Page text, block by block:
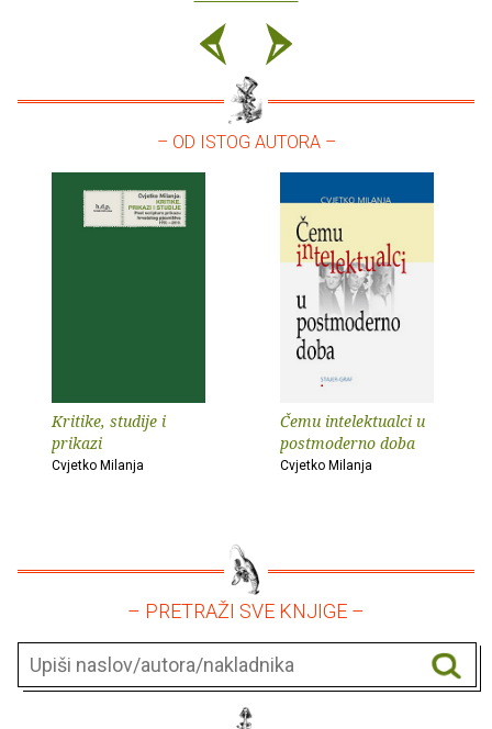
– OD ISTOG AUTORA –
Kritike, studije i
prikazi
Cvjetko Milanja
Čemu intelektualci u
postmoderno doba
Cvjetko Milanja
– PRETRAŽI SVE KNJIGE –